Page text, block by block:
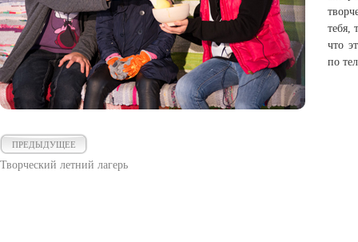
тебя,
что
по
ПРЕДЫДУЩЕЕ
Творческий летний лагерь